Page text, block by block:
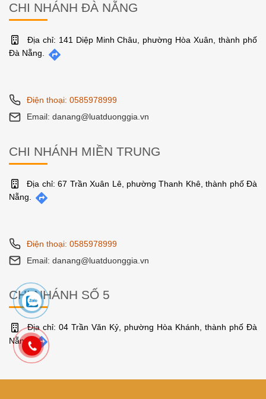
CHI NHÁNH ĐÀ NẴNG
Địa chỉ: 141 Diệp Minh Châu, phường Hòa Xuân, thành phố
Đà Nẵng.
Điện thoại: 0585978999
Email: danang@luatduonggia.vn
CHI NHÁNH MIỀN TRUNG
Địa chỉ: 67 Trần Xuân Lê, phường Thanh Khê, thành phố Đà
Nẵng.
Điện thoại: 0585978999
Email: danang@luatduonggia.vn
CHI NHÁNH SỐ 5
Địa chỉ: 04 Trần Văn Kỷ, phường Hòa Khánh, thành phố Đà
Nẵng.